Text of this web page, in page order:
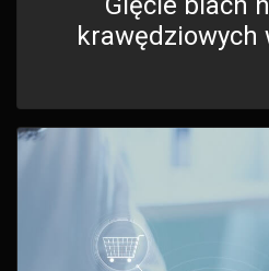
krawędziowych